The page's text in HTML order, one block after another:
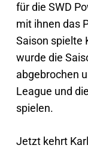
für die SWD
mit ihnen das
Saison spielte
wurde die
abgebrochen
League und
spielen.
Jetzt kehrt